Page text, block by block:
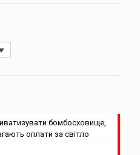
бомбосховище,
оплати за світло